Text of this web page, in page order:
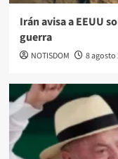
Irán avisa a EEUU
guerra
NOTISDOM 8 agosto